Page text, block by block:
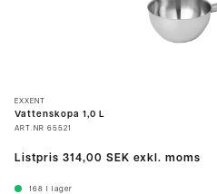
EXXENT
Vattenskopa 1,0 L
ART.NR 65521
Listpris 314,00 SEK exkl. moms
168 I lager